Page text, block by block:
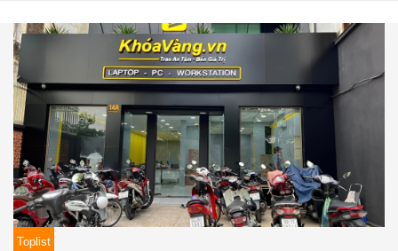
Toplist